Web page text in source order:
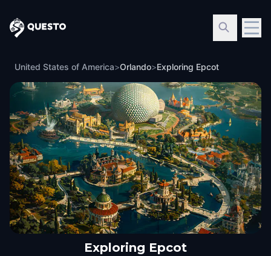
Questo
United States of America>Orlando>Exploring Epcot
Exploring Epcot